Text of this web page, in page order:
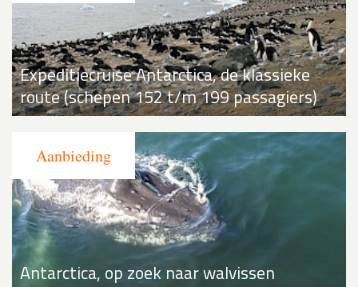
Expeditiecruise Antarctica, de klassieke
route (schepen 152 t/m 199 passagiers)
Antarctica, op zoek naar walvissen